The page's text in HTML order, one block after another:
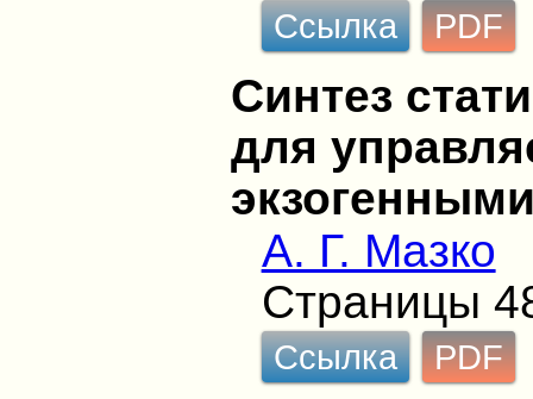
Ссылка PDF
Синтез
для
А. Г. Мазко
Страницы
Ссылка PDF